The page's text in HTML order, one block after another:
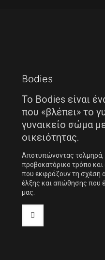
Bodies
Το Bodies είναι
που «βλέπει» το
γυναικείο σώμα
οικειότητας.
Αποτυπώνοντας τολμηρά,
προβοκατόρικο τρόπο και
που εκφράζουν τη σχέση
έλξης και απώθησης που
μας.